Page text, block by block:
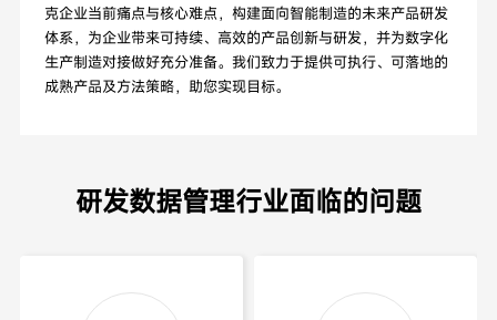
克企业当前痛点与核心难点，构建面向智能制造的未来产品研发
体系，为企业带来可持续、高效的产品创新与研发，并为数字化
生产制造对接做好充分准备。我们致力于提供可执行、可落地的
成熟产品及方法策略，助您实现目标。
研发数据管理行业面临的问题